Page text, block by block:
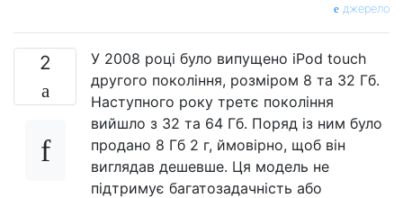
джерело
2
У 2008 році було випущено iPod touch
другого покоління, розміром 8 та 32 Гб.
Наступного року третє покоління
вийшло з 32 та 64 Гб. Поряд із ним було
продано 8 Гб 2 г, ймовірно, щоб він
виглядав дешевше. Ця модель не
підтримує багатозадачність або